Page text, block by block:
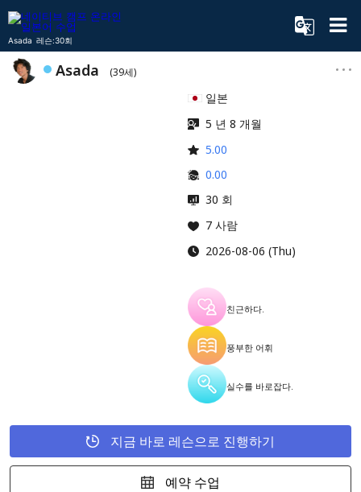
Asada 레슨:30회
Asada (39세)
일본
5 년 8 개월
5.00
0.00
30 회
7 사람
2026-08-06 (Thu)
친근하다.
풍부한 어휘
실수를 바로잡다.
지금 바로 레슨으로 진행하기
예약 수업